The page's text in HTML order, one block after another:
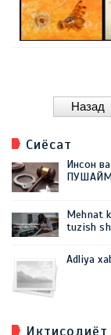
Назад
Сиёсат
Инсон
Mehnat
tuzish
Adliya
Иқтисодиёт